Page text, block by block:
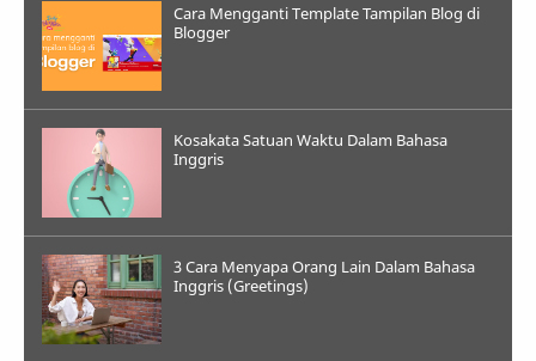
Cara Mengganti Template Tampilan Blog di
Blogger
Kosakata Satuan Waktu Dalam Bahasa
Inggris
3 Cara Menyapa Orang Lain Dalam Bahasa
Inggris (Greetings)